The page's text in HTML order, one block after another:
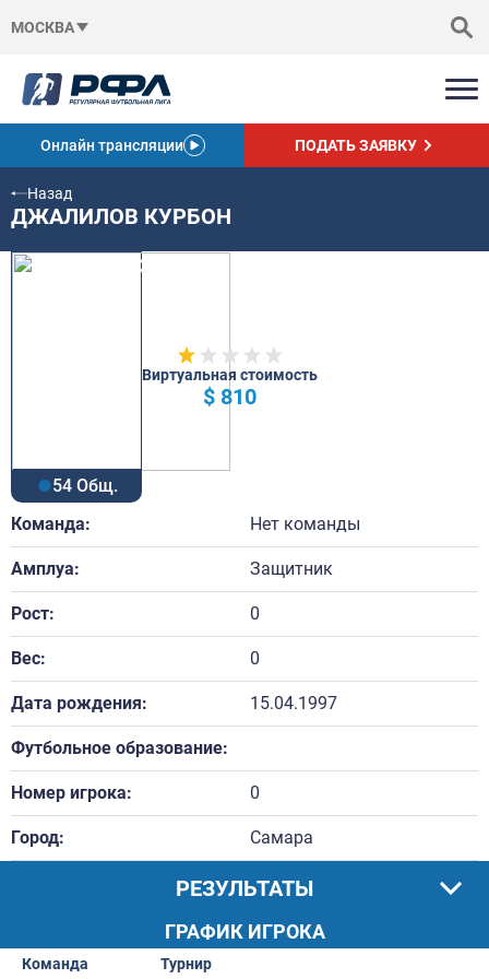
МОСКВА
Онлайн трансляции ПОДАТЬ ЗАЯВКУ
Назад
ДЖАЛИЛОВ КУРБОН
54 Общ.
Виртуальная стоимость
$ 810
Команда: Нет команды
Амплуа: Защитник
Рост: 0
Вес: 0
Дата рождения: 15.04.1997
Футбольное образование:
Номер игрока: 0
Город: Самара
РЕЗУЛЬТАТЫ
ГРАФИК ИГРОКА
Команда Турнир